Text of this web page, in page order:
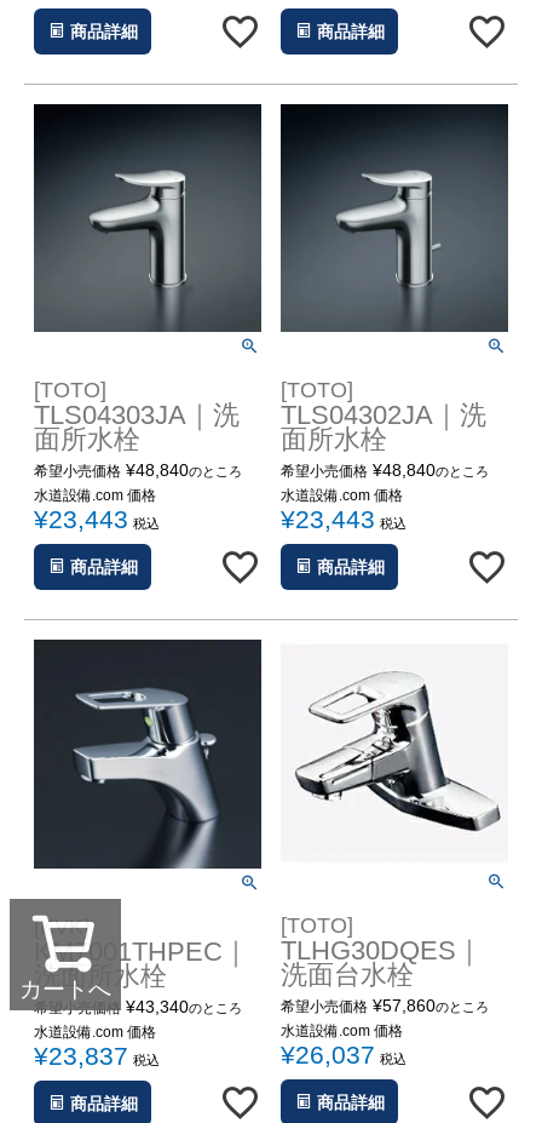
商品詳細 商品詳細
[TOTO]
TLS04303JA｜洗
面所水栓
希望小売価格 ¥48,840のところ
水道設備.com 価格
¥23,443 税込
商品詳細
[TOTO]
TLS04302JA｜洗
面所水栓
希望小売価格 ¥48,840のところ
水道設備.com 価格
¥23,443 税込
商品詳細
[KVK]
KM7001THPEC｜
洗面所水栓
希望小売価格 ¥43,340のところ
水道設備.com 価格
¥23,837 税込
商品詳細
[TOTO]
TLHG30DQES｜
洗面台水栓
希望小売価格 ¥57,860のところ
水道設備.com 価格
¥26,037 税込
商品詳細
カートへ